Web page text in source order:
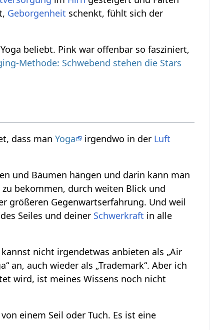
Geborgenheit schenkt, fühlt sich der
beliebt. Pink war offenbar so fasziniert,
Methode: Schwebend stehen die Stars
dass manYoga irgendwo in der Luft
und Bäumen hängen und darin kann man
zu bekommen, durch weiten Blick und
größeren Gegenwartserfahrung. Und weil
des Seiles und deiner Schwerkraft in alle
nicht irgendetwas anbieten als „Air
an, auch wieder als „Trademark“. Aber ich
wird, ist meines Wissens noch nicht
einem Seil oder Tuch. Es ist eine